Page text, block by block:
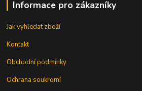
Informace pro zákazníky
Jak vyhledat zboží
Kontakt
Obchodní podmínky
Ochrana soukromí